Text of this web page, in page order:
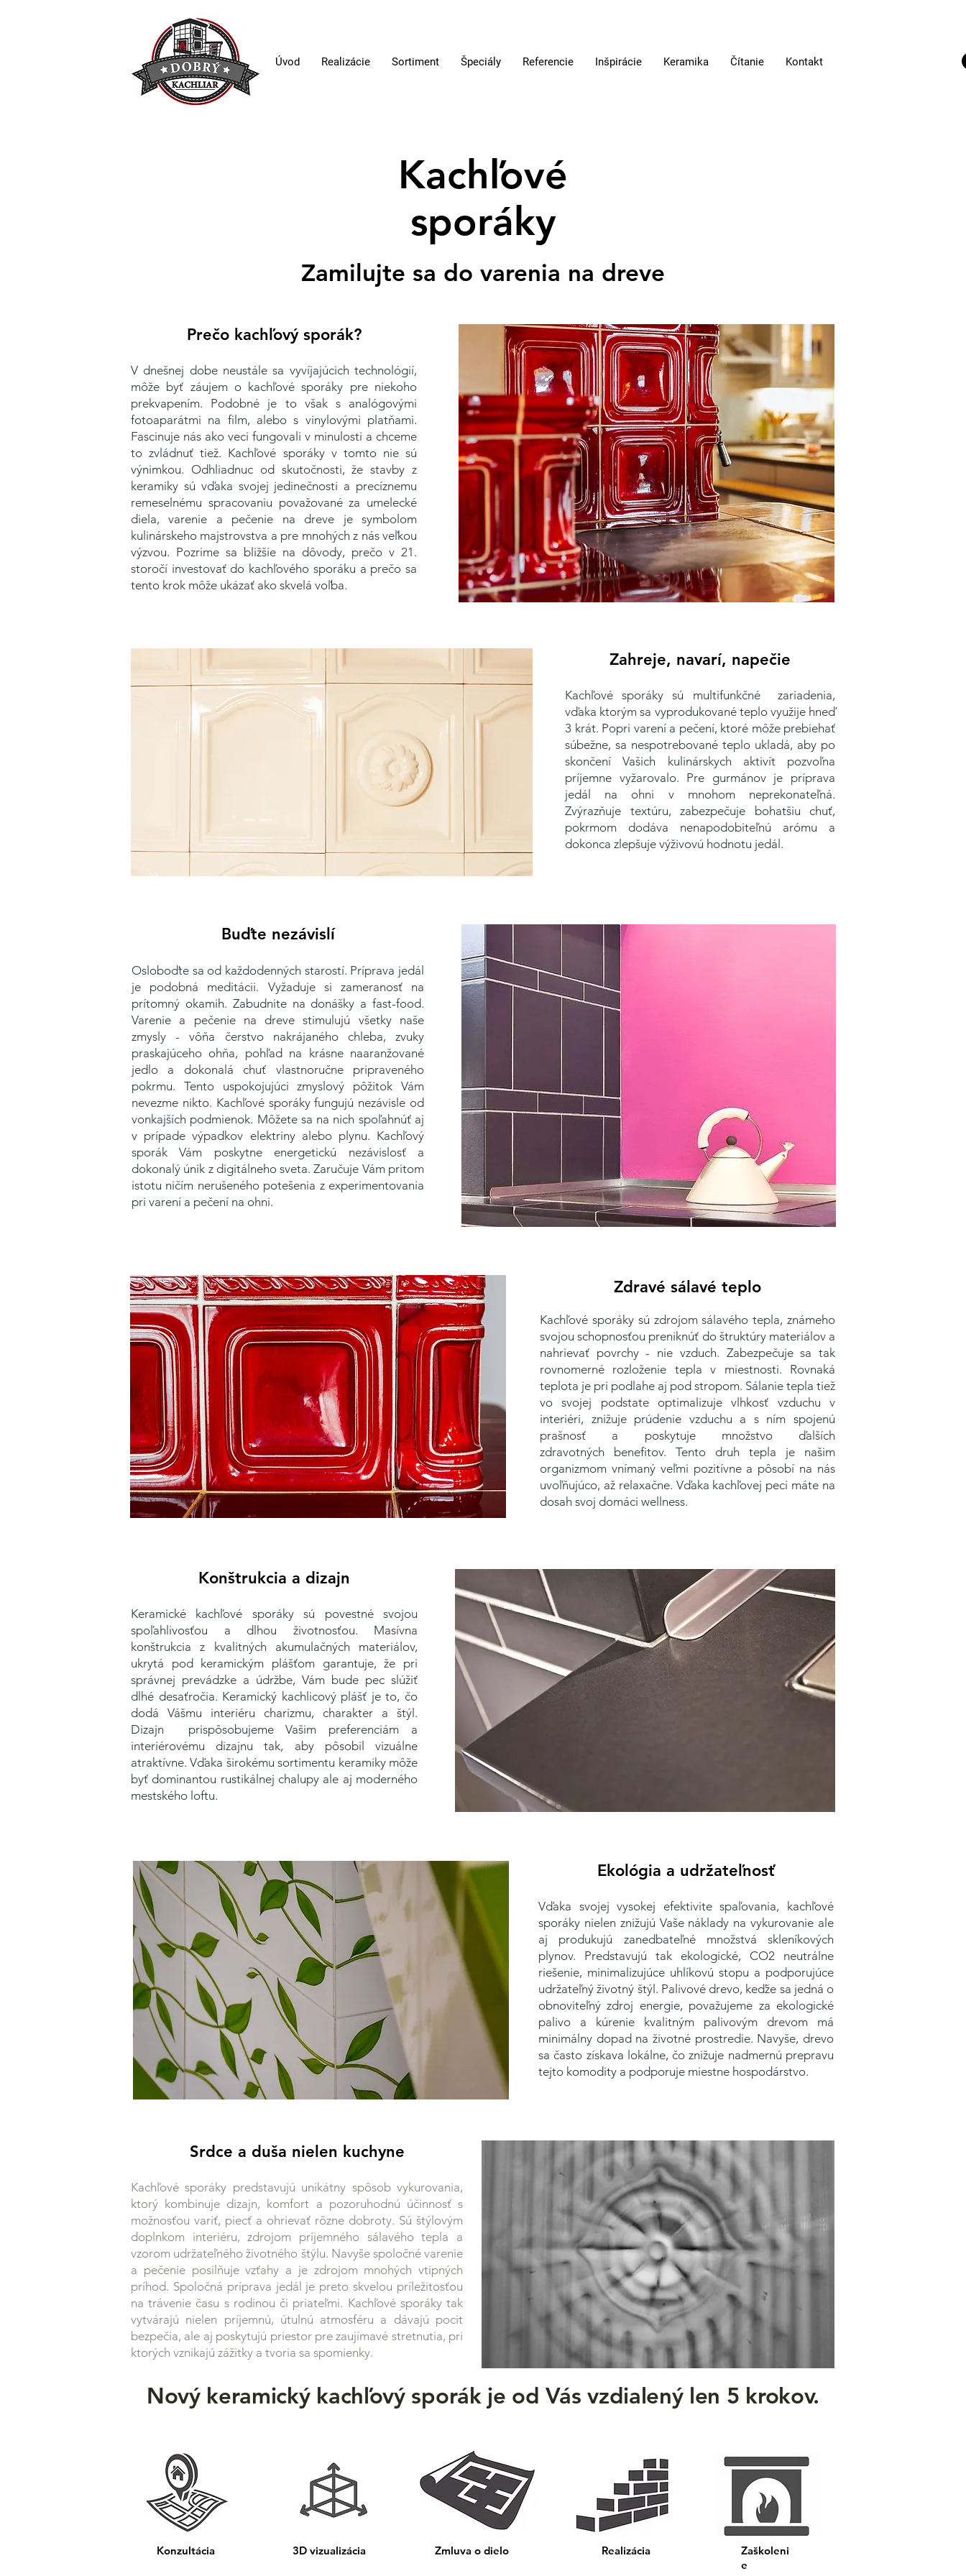
Úvod Realizácie Sortiment Špeciály Referencie Inšpirácie Keramika Čítanie Kontakt
Kachľové
sporáky
Zamilujte sa do varenia na dreve
Prečo kachľový sporák?​​
V dnešnej dobe neustále sa vyvíjajúcich technológií,
môže byť záujem o kachľové sporáky pre niekoho
prekvapením. Podobné je to však s analógovými
fotoaparátmi na film, alebo s vinylovými platňami.
Fascinuje nás ako veci fungovali v minulosti a chceme
to zvládnuť tiež. Kachľové sporáky v tomto nie sú
výnimkou. Odhliadnuc od skutočnosti, že stavby z
keramiky sú vďaka svojej jedinečnosti a precíznemu
remeselnému spracovaniu považované za umelecké
diela, varenie a pečenie na dreve je symbolom
kulinárskeho majstrovstva a pre mnohých z nás veľkou
výzvou. Pozrime sa bližšie na dôvody, prečo v 21.
storočí investovať do kachľového sporáku a prečo sa
tento krok môže ukázať ako skvelá voľba.​​​
Zahreje, navarí, napečie
Kachľové sporáky sú multifunkčné zariadenia,
vďaka ktorým sa vyprodukované teplo využije hneď
3 krát. Popri varení a pečení, ktoré môže prebiehať
súbežne, sa nespotrebované teplo ukladá, aby po
skončení Vašich kulinárskych aktivít pozvoľna
príjemne vyžarovalo. Pre gurmánov je príprava
jedál na ohni v mnohom neprekonateľná.
Zvýrazňuje textúru, zabezpečuje bohatšiu chuť,
pokrmom dodáva nenapodobiteľnú arómu a
dokonca zlepšuje výživovú hodnotu jedál.
Buďte nezávislí
Osloboďte sa od každodenných starostí. Príprava jedál
je podobná meditácii. Vyžaduje si zameranosť na
prítomný okamih. Zabudnite na donášky a fast-food.
Varenie a pečenie na dreve stimulujú všetky naše
zmysly - vôňa čerstvo nakrájaného chleba, zvuky
praskajúceho ohňa, pohľad na krásne naaranžované
jedlo a dokonalá chuť vlastnoručne pripraveného
pokrmu. Tento uspokojujúci zmyslový pôžitok Vám
nevezme nikto. Kachľové sporáky fungujú nezávisle od
vonkajších podmienok. Môžete sa na nich spoľahnúť aj
v prípade výpadkov elektriny alebo plynu. Kachľový
sporák Vám poskytne energetickú nezávislosť a
dokonalý únik z digitálneho sveta. Zaručuje Vám pritom
istotu ničím nerušeného potešenia z experimentovania
pri varení a pečení na ohni.
Zdravé sálavé teplo​
Kachľové sporáky sú zdrojom sálavého tepla, známeho
svojou schopnosťou preniknúť do štruktúry materiálov a
nahrievať povrchy - nie vzduch. Zabezpečuje sa tak
rovnomerné rozloženie tepla v miestnosti. Rovnaká
teplota je pri podlahe aj pod stropom. Sálanie tepla tiež
vo svojej podstate optimalizuje vlhkosť vzduchu v
interiéri, znižuje prúdenie vzduchu a s ním spojenú
prašnosť a poskytuje množstvo ďalších
zdravotných benefitov. Tento druh tepla je našim
organizmom vnímaný veľmi pozitívne a pôsobí na nás
uvoľňujúco, až relaxačne. Vďaka kachľovej peci máte na
dosah svoj domáci wellness.
Konštrukcia a dizajn
Keramické kachľové sporáky sú povestné svojou
spoľahlivosťou a dlhou životnosťou. Masívna
konštrukcia z kvalitných akumulačných materiálov,
ukrytá pod keramickým plášťom garantuje, že pri
správnej prevádzke a údržbe, Vám bude pec slúžiť
dlhé desaťročia. Keramický kachlicový plášť je to, čo
dodá Vášmu interiéru charizmu, charakter a štýl.
Dizajn prispôsobujeme Vašim preferenciám a
interiérovému dizajnu tak, aby pôsobil vizuálne
atraktívne. Vďaka širokému sortimentu keramiky môže
byť dominantou rustikálnej chalupy ale aj moderného
mestského loftu.
Ekológia a udržateľnosť
Vďaka svojej vysokej efektivite spaľovania, kachľové
sporáky nielen znižujú Vaše náklady na vykurovanie ale
aj produkujú zanedbateľné množstvá skleníkových
plynov. Predstavujú tak ekologické, CO2 neutrálne
riešenie, minimalizujúce uhlíkovú stopu a podporujúce
udržateľný životný štýl. Palivové drevo, keďže sa jedná o
obnoviteľný zdroj energie, považujeme za ekologické
palivo a kúrenie kvalitným palivovým drevom má
minimálny dopad na životné prostredie. Navyše, drevo
sa často získava lokálne, čo znižuje nadmernú prepravu
tejto komodity a podporuje miestne hospodárstvo.
Srdce a duša nielen kuchyne
Kachľové sporáky predstavujú unikátny spôsob vykurovania,
ktorý kombinuje dizajn, komfort a pozoruhodnú účinnosť s
možnosťou variť, piecť a ohrievať rôzne dobroty. Sú štýlovým
doplnkom interiéru, zdrojom príjemného sálavého tepla a
vzorom udržateľného životného štýlu. Navyše spoločné varenie
a pečenie posilňuje vzťahy a je zdrojom mnohých vtipných
príhod. Spoločná príprava jedál je preto skvelou príležitosťou
na trávenie času s rodinou či priateľmi. Kachľové sporáky tak
vytvárajú nielen príjemnú, útulnú atmosféru a dávajú pocit
bezpečia, ale aj poskytujú priestor pre zaujímavé stretnutia, pri
ktorých vznikajú zážitky a tvoria sa spomienky.
Nový keramický kachľový sporák je od Vás vzdialený len 5 krokov.
Konzultácia 3D vizualizácia Zmluva o dielo Realizácia
Zaškoleni
e